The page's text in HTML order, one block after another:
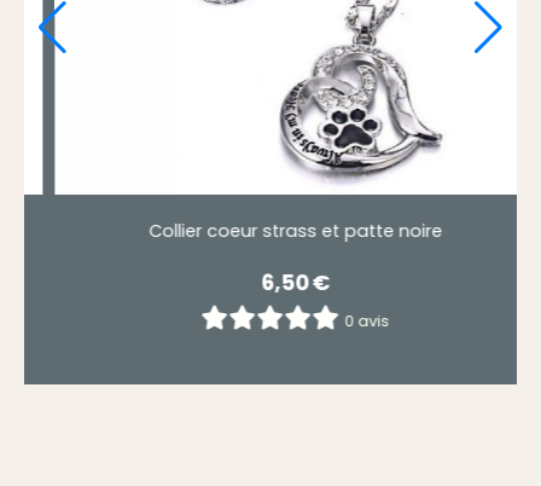
Collier coeur strass et patte noire
6,50€
0 avis